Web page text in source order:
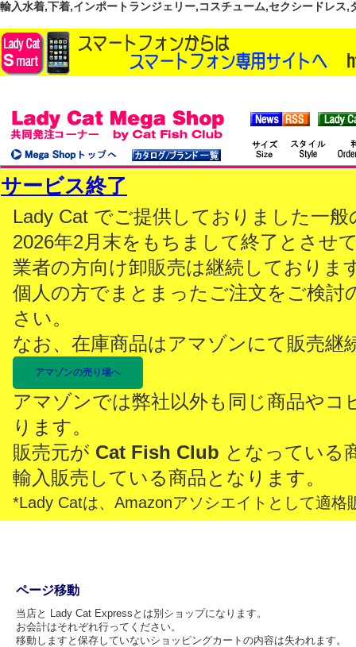
輸入水着,下着,インポートランジェリー,コスチューム,セクシードレス
サービス終了
Lady Cat でご提供しておりました一
2026年2月末をもちまして終了とさせ
業者の方向け卸販売は継続しておりま
個人の方でまとまったご注文をご検討
さい。
なお、在庫商品はアマゾンにて販売継
アマゾンの売り場へ
アマゾンでは弊社以外も同じ商品やコ
ります。
販売元が Cat Fish Club となっている
輸入販売している商品となります。
*Lady Catは、Amazonアソシエイトとして適格
ページ移動
当店と Lady Cat Expressとは別ショップになります。
お会計はそれぞれ行ってください。
移動しますと保存していないショッピングカートの内容は失われます。